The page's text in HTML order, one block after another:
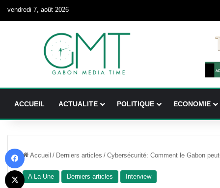
vendredi 7, août 2026
ACCUEIL ACTUALITE POLITIQUE ECONOMIE
Accueil / Derniers articles / Cybersécurité: Comment le Gabon
A La Une Derniers articles Interview
X